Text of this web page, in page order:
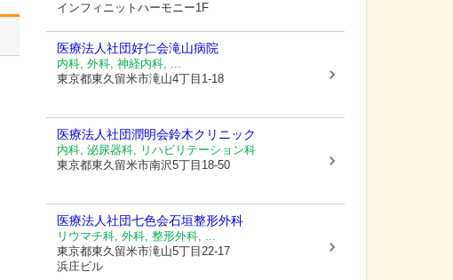
インフィニットハーモニー1F
医療法人社団好仁会滝山病院
内科, 外科, 神経内科, ...
東京都東久留米市滝山4丁目1-18
医療法人社団潤明会鈴木クリニック
内科, 泌尿器科, リハビリテーション科
東京都東久留米市南沢5丁目18-50
医療法人社団七色会石垣整形外科
リウマチ科, 外科, 整形外科, ...
東京都東久留米市滝山5丁目22-17
浜庄ビル